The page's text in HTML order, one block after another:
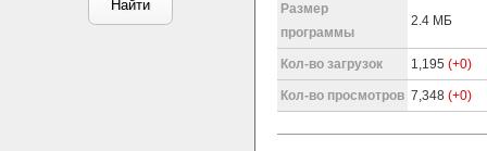
Размер
программы
2.4 МБ
Кол-во загрузок 1,195 (+0)
Кол-во просмотров 7,348 (+0)